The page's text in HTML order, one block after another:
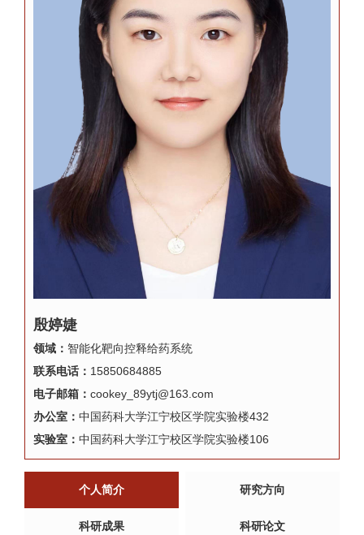
殷婷婕
领域： 智能化靶向控释给药系统
联系电话： 15850684885
电子邮箱： cookey_89ytj@163.com
办公室： 中国药科大学江宁校区学院实验楼432
实验室： 中国药科大学江宁校区学院实验楼106
个人简介 研究方向
科研成果 科研论文